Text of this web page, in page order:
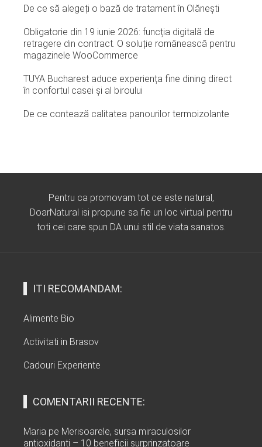
De ce să alegeți o bază de tratament în Olănești
Obligatorie din 19 iunie 2026: funcția digitală de
retragere din contract. O soluție românească pentru
magazinele WooCommerce
TUYA Bucharest aduce experiența fine dining direct
în confortul casei și al biroului
De ce contează calitatea panourilor termoizolante
Pentru ca promovam tot ce este natural,
DoarNatural isi propune sa fie un loc virtual pentru
toti cei care spun DA unui stil de viata sanatos.
ITI RECOMANDAM:
Alimente Bio
Activitati in Brasov
Cadouri Experiente
COMENTARII RECENTE:
Maria pe Merisoarele, sursa miraculosilor
antioxidanti – 10 beneficii surprinzatoare